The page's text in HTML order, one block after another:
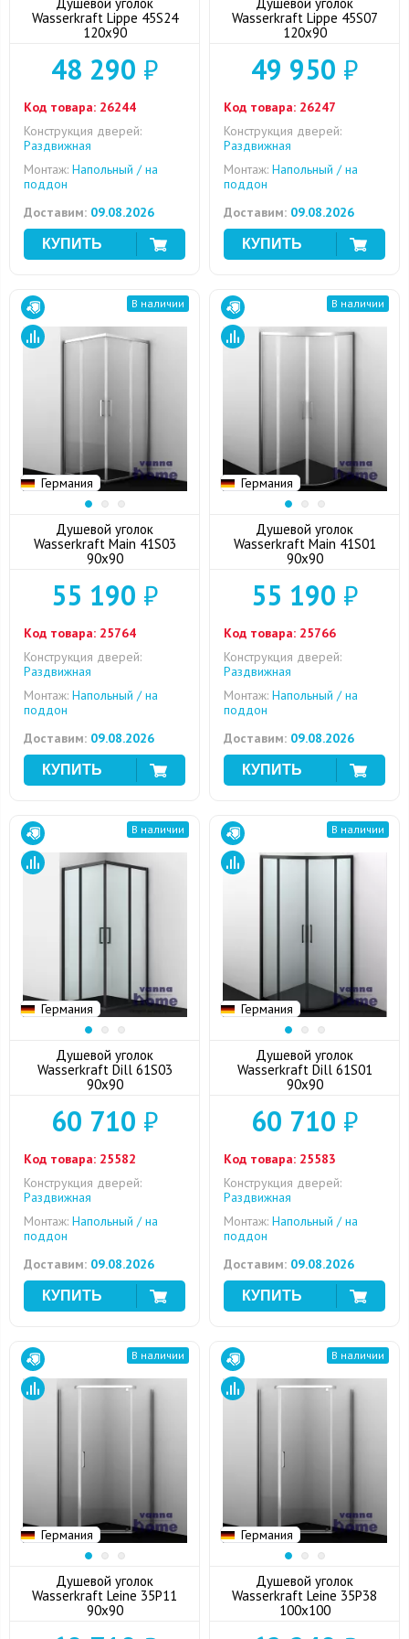
Wasserkraft Lippe 45S24
120x90
48 290 ₽
Код товара: 26244
Конструкция дверей:
Раздвижная
Монтаж: Напольный / на
поддон
Доставим: 09.08.2026
Wasserkraft Lippe 45S07
120x90
49 950 ₽
Код товара: 26247
Конструкция дверей:
Раздвижная
Монтаж: Напольный / на
поддон
Доставим: 09.08.2026
Германия
В наличии
Душевой уголок
Wasserkraft Main 41S03
90x90
55 190 ₽
Код товара: 25764
Конструкция дверей:
Раздвижная
Монтаж: Напольный / на
поддон
Доставим: 09.08.2026
Германия
В наличии
Душевой уголок
Wasserkraft Main 41S01
90x90
55 190 ₽
Код товара: 25766
Конструкция дверей:
Раздвижная
Монтаж: Напольный / на
поддон
Доставим: 09.08.2026
Германия
В наличии
Душевой уголок
Wasserkraft Dill 61S03
90x90
60 710 ₽
Код товара: 25582
Конструкция дверей:
Раздвижная
Монтаж: Напольный / на
поддон
Доставим: 09.08.2026
Германия
В наличии
Душевой уголок
Wasserkraft Dill 61S01
90x90
60 710 ₽
Код товара: 25583
Конструкция дверей:
Раздвижная
Монтаж: Напольный / на
поддон
Доставим: 09.08.2026
Германия
В наличии
Душевой уголок
Wasserkraft Leine 35P11
90x90
Германия
В наличии
Душевой уголок
Wasserkraft Leine 35P38
100x100